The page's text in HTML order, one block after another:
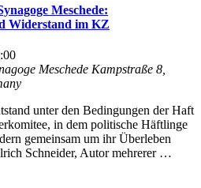
Meschede:
Widerstand im KZ
Meschede Kampstraße 8,
unter den Bedingungen der Haft
in dem politische Häftlinge
gemeinsam um ihr Überleben
Schneider, Autor mehrerer …